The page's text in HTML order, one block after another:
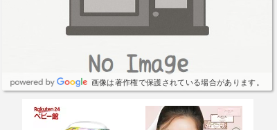
画像は著作権で保護されている場合があります。